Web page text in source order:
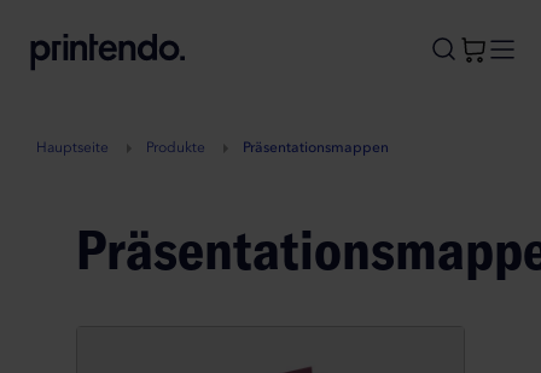
A
Hauptseite Produkte Präsentationsmappen